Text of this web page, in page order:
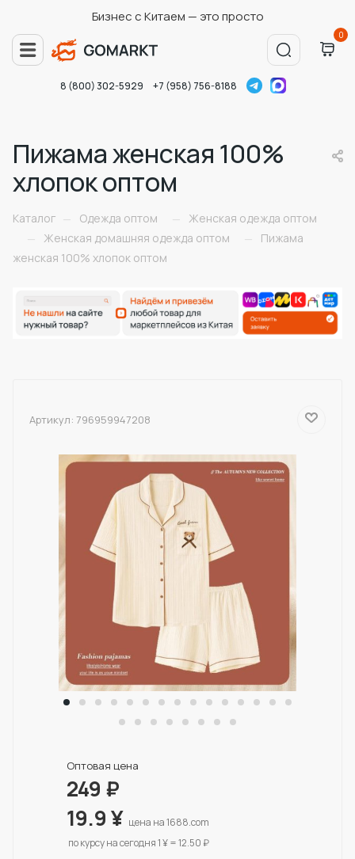
Бизнес с Китаем — это просто
0
8 (800) 302-5929 +7 (958) 756-8188
Пижама женская 100%
хлопок оптом
Каталог — Одежда оптом —
Женская одежда оптом
—
Женская домашняя одежда оптом —
Пижама
женская 100% хлопок оптом
Артикул: 796959947208
Оптовая цена
249 ₽
19.9¥ цена на 1688.com
по курсу на сегодня 1 ¥ = 12.50 ₽